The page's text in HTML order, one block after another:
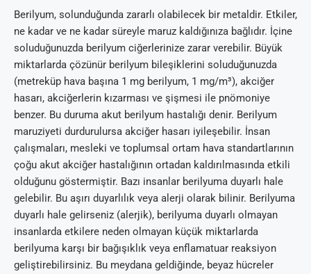
Berilyum, solunduğunda zararlı olabilecek bir metaldir. Etkiler,
ne kadar ve ne kadar süreyle maruz kaldığınıza bağlıdır. İçine
soluduğunuzda berilyum ciğerlerinize zarar verebilir. Büyük
miktarlarda çözünür berilyum bileşiklerini soluduğunuzda
(metreküp hava başına 1 mg berilyum, 1 mg/m³), akciğer
hasarı, akciğerlerin kızarması ve şişmesi ile pnömoniye
benzer. Bu duruma akut berilyum hastalığı denir. Berilyum
maruziyeti durdurulursa akciğer hasarı iyileşebilir. İnsan
çalışmaları, mesleki ve toplumsal ortam hava standartlarının
çoğu akut akciğer hastalığının ortadan kaldırılmasında etkili
olduğunu göstermiştir. Bazı insanlar berilyuma duyarlı hale
gelebilir. Bu aşırı duyarlılık veya alerji olarak bilinir. Berilyuma
duyarlı hale gelirseniz (alerjik), berilyuma duyarlı olmayan
insanlarda etkilere neden olmayan küçük miktarlarda
berilyuma karşı bir bağışıklık veya enflamatuar reaksiyon
geliştirebilirsiniz. Bu meydana geldiğinde, beyaz hücreler